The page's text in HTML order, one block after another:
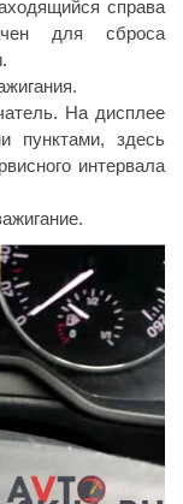
справа
для сброса
На дисплее
пунктами, здесь
интервала